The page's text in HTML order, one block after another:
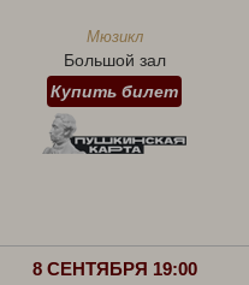
Мюзикл
Большой зал
Купить билет
8 СЕНТЯБРЯ 19:00